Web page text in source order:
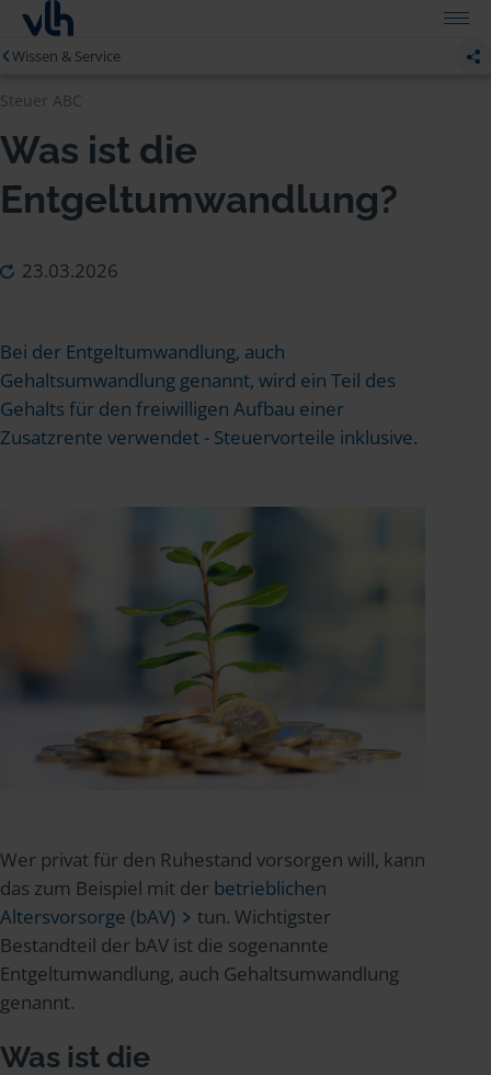
Wissen & Service
Steuer ABC
Was ist die
Entgeltumwandlung?
23.03.2026
Bei der Entgeltumwandlung, auch
Gehaltsumwandlung genannt, wird ein Teil des
Gehalts für den freiwilligen Aufbau einer
Zusatzrente verwendet - Steuervorteile inklusive.
Wer privat für den Ruhestand vorsorgen will, kann
das zum Beispiel mit der betrieblichen
Altersvorsorge (bAV)
tun. Wichtigster
Bestandteil der bAV ist die sogenannte
Entgeltumwandlung, auch Gehaltsumwandlung
genannt.
Was ist die